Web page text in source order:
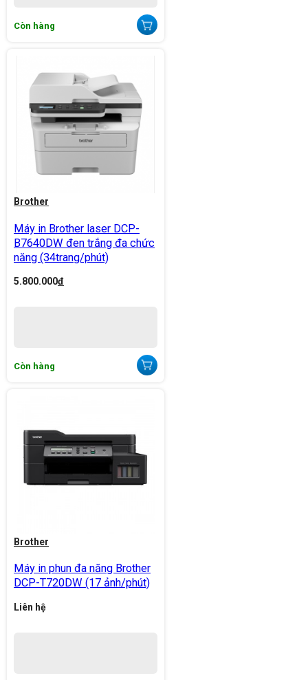
Còn hàng
Brother
Máy in Brother laser DCP-
B7640DW đen trắng đa chức
năng (34trang/phút)
5.800.000đ
Còn hàng
Brother
Máy in phun đa năng Brother
DCP-T720DW (17 ảnh/phút)
Liên hệ